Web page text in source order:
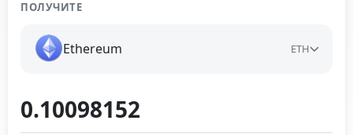
ПОЛУЧИТЕ
Ethereum ETH